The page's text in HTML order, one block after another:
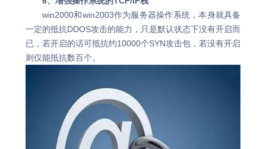
win2000和win2003作为服务器操作系统，本身就具备
一定的抵抗DDOS攻击的能力，只是默认状态下没有开启而
已，若开启的话可抵抗约10000个SYN攻击包，若没有开启
则仅能抵抗数百个。